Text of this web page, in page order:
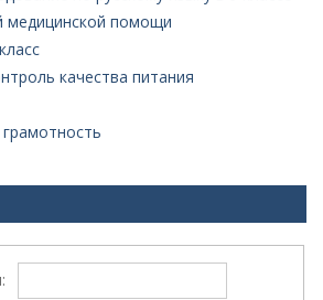
медицинской помощи
качества питания